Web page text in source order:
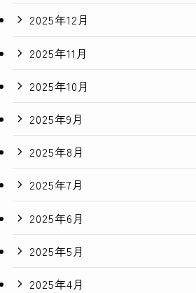
2025年12月
2025年11月
2025年10月
2025年9月
2025年8月
2025年7月
2025年6月
2025年5月
2025年4月